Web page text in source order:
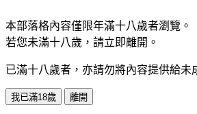
本部落格內容僅限年滿十八歲者瀏覽。
若您未滿十八歲，請立即離開。
已滿十八歲者，亦請勿將內容提供給未
我已滿18歲 離開